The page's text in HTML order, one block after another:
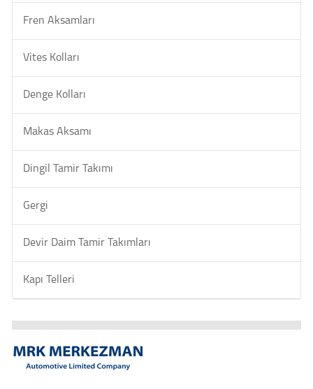
Fren Aksamları
Vites Kolları
Denge Kolları
Makas Aksamı
Dingil Tamir Takımı
Gergi
Devir Daim Tamir Takımları
Kapı Telleri